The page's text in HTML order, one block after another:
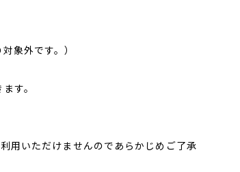
象外です。）
す。
用いただけませんのであらかじめご了承